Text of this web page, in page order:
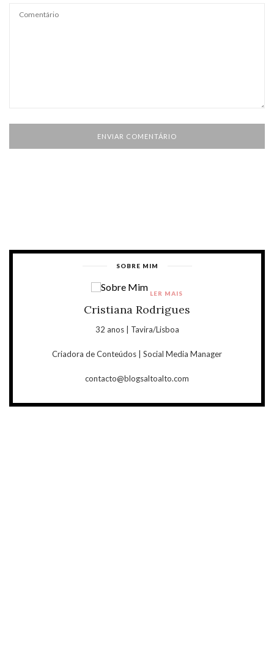
SOBRE MIM
Cristiana Rodrigues
32 anos | Tavira/Lisboa
Criadora de Conteúdos | Social Media Manager
contacto@blogsaltoalto.com
LER MAIS